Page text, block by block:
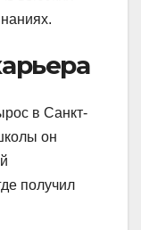
в Санкт-
он
получил